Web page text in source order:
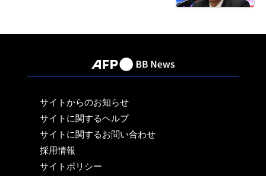
サイトからのお知らせ
サイトに関するヘルプ
サイトに関するお問い合わせ
採用情報
サイトポリシー